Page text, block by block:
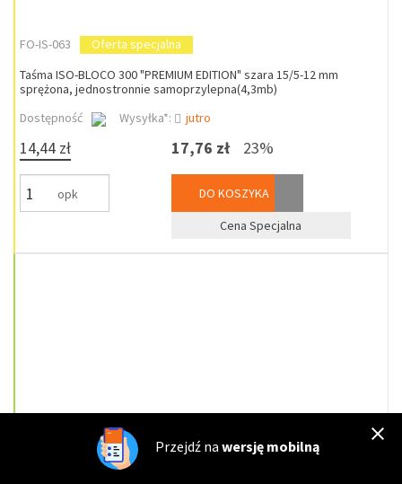
FO-IS-063
Oferta specjalna
Taśma ISO-BLOCO 300 "PREMIUM EDITION" szara 15/5-12 mm
sprężona, jednostronnie samoprzylepna(4,3mb)
Dostępność
Wysyłka*: jutro
14,44 zł
opk
17,76 zł 23%
DO KOSZYKA
Cena Specjalna
Przejdź na wersję mobilną